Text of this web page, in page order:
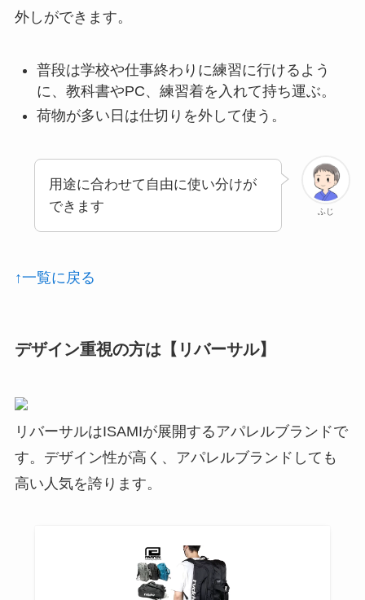
外しができます。
普段は学校や仕事終わりに練習に行けるよう
に、教科書やPC、練習着を入れて持ち運ぶ。
荷物が多い日は仕切りを外して使う。
ふじ
用途に合わせて自由に使い分けが
できます
↑一覧に戻る
デザイン重視の方は【リバーサル】
リバーサルはISAMIが展開するアパレルブランドで
す。デザイン性が高く、アパレルブランドしても
高い人気を誇ります。